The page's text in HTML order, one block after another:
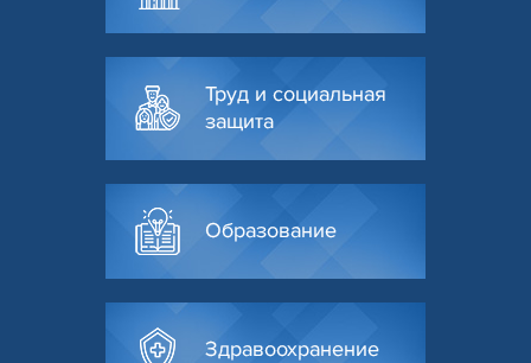
Труд и социальная
защита
Образование
Здравоохранение